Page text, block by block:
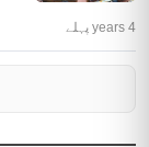
4 years پہلے